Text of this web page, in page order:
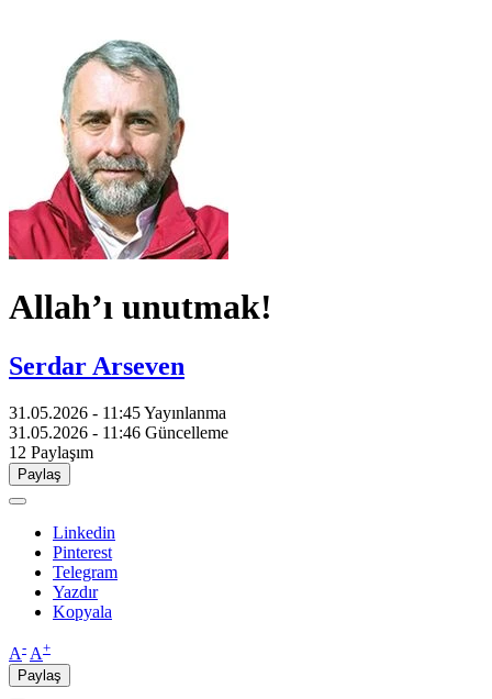
Allah’ı unutmak!
Serdar Arseven
31.05.2026 - 11:45Yayınlanma
31.05.2026 - 11:46 Güncelleme
12 Paylaşım
Paylaş
Linkedin
Pinterest
Telegram
Yazdır
Kopyala
A- A+
Paylaş